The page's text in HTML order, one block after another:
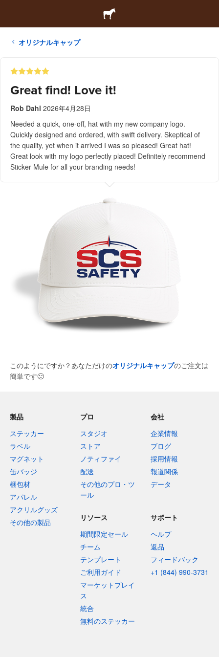
オリジナルキャップ
Great find! Love it!
Rob Dahl 2026年4月28日
Needed a quick, one-off, hat with my new company logo.
Quickly designed and ordered, with swift delivery. Skeptical of
the quality, yet when it arrived I was so pleased! Great hat!
Great look with my logo perfectly placed! Definitely recommend
Sticker Mule for all your branding needs!
このようにですか？あなただけのオリジナルキャップのご注文は
簡単です🙂
製品
ステッカー
ラベル
マグネット
缶バッジ
梱包材
アパレル
アクリルグッズ
その他の製品
プロ
スタジオ
ストア
ノティファイ
配送
その他のプロ・ツ
ール
会社
企業情報
ブログ
採用情報
報道関係
データ
リソース
期間限定セール
チーム
テンプレート
ご利用ガイド
マーケットプレイ
ス
統合
無料のステッカー
サポート
ヘルプ
返品
フィードバック
+1 (844) 990-3731